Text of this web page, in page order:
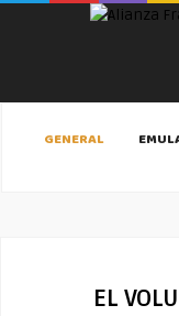
GENERAL
EL